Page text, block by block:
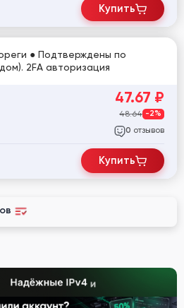
Купить
● Подтверждены по
2FA авторизация
47.67 ₽
48.64 -2%
0 отзывов
Купить